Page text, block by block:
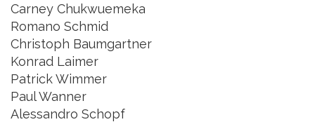
Carney Chukwuemeka
Romano Schmid
Christoph Baumgartner
Konrad Laimer
Patrick Wimmer
Paul Wanner
Alessandro Schopf